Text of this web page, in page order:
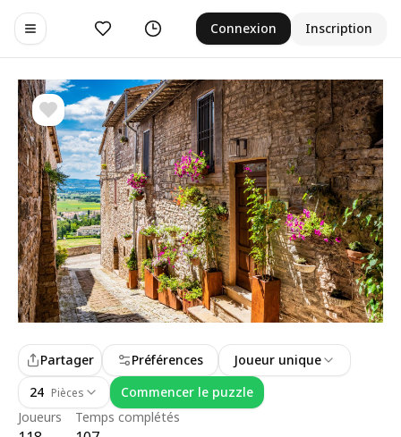
Toggle navigation menu
Aimer Historique Connexion Inscription
Joueurs Temps complétés
Partager Préférences
Joueur unique
24 Pièces Commencer le puzzle